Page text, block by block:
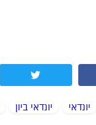
יונדאי יונדאי ביון